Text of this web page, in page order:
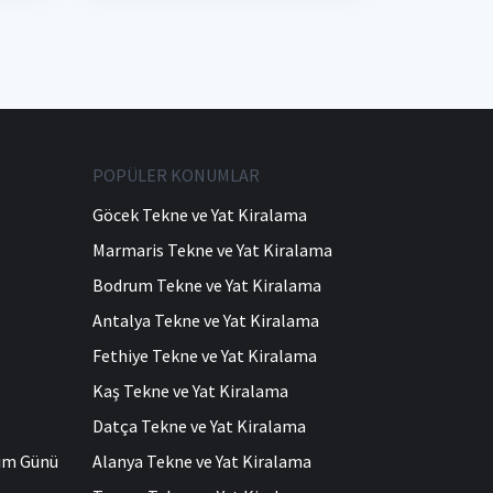
Günü
POPÜLER KONUMLAR
Göcek Tekne ve Yat Kiralama
Marmaris Tekne ve Yat Kiralama
Bodrum Tekne ve Yat Kiralama
Antalya Tekne ve Yat Kiralama
Fethiye Tekne ve Yat Kiralama
Kaş Tekne ve Yat Kiralama
Datça Tekne ve Yat Kiralama
Alanya Tekne ve Yat Kiralama